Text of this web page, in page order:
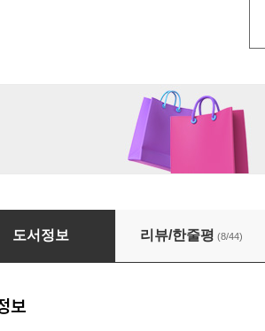
] 조지 오웰 컬렉션 (전2권)
도서정보 리뷰/한줄평 (8/44)
보